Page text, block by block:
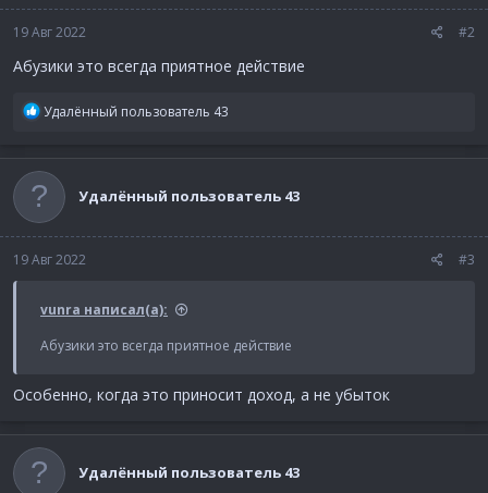
19 Авг 2022 #2
Абузики это всегда приятное действие
Р
к
ц
и
Удалённый пользователь 43
Удалённый пользователь 43
19 Авг 2022 #3
vunra написал(а):
Абузики это всегда приятное действие
Особенно, когда это приносит доход, а не убыток
Удалённый пользователь 43